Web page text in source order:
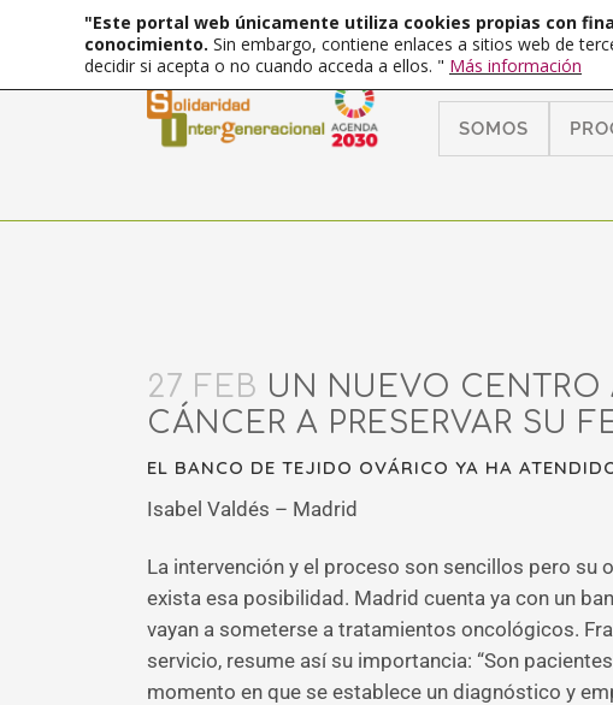
SOMOS
27 FEB UN NUEVO CENTRO
CÁNCER A PRESERVAR SU
EL BANCO DE TEJIDO OVÁRICO YA HA
Isabel Valdés – Madrid
La intervención y el proceso son sencillos pero su
exista esa posibilidad. Madrid cuenta ya con un
vayan a someterse a tratamientos oncológicos.
servicio, resume así su importancia: “Son
momento en que se establece un diagnóstico y
"Este portal web únicamente utiliza cookies propias con
conocimiento. Sin embargo, contiene enlaces a sitios web de
decidir si acepta o no cuando acceda a ellos. " Más información